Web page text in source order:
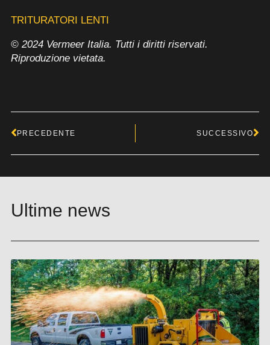
TRITURATORI LENTI
© 2024 Vermeer Italia. Tutti i diritti riservati.
Riproduzione vietata.
PRECEDENTE SUCCESSIVO
Ultime news